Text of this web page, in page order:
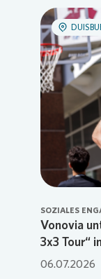
SOZIALES
Vonovia
3x3 Tour“
06.07.2026